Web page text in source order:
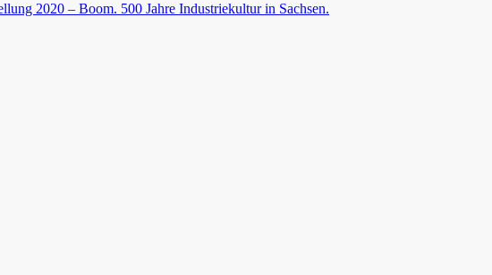
2020 – Boom. 500 Jahre Industriekultur in Sachsen.